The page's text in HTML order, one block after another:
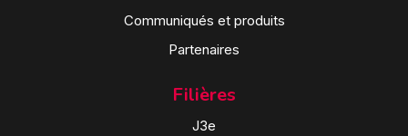
Communiqués et produits
Partenaires
Filières
J3e